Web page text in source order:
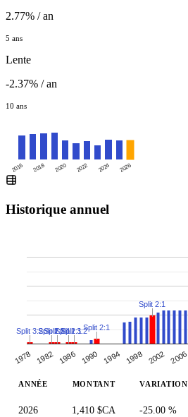
2.77% / an
5 ans
Lente
-2.37% / an
10 ans
2016 2018 2020 2022 2024 2026
Historique annuel
1978 1982 1986 1990 1994 1998 2002 2006
Split 3:2Split 2:1
Split 2:1
Split 2:1
Split 3:2Split 2:1
Split 2:1
ANNÉE MONTANT VARIATION
2026 1,410 $CA -25.00 %